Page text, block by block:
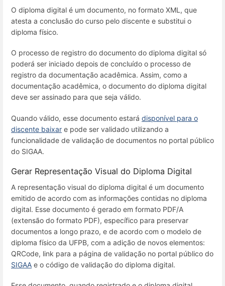
O diploma digital é um documento, no formato XML, que
atesta a conclusão do curso pelo discente e substitui o
diploma físico.
O processo de registro do documento do diploma digital só
poderá ser iniciado depois de concluído o processo de
registro da documentação acadêmica. Assim, como a
documentação acadêmica, o documento do diploma digital
deve ser assinado para que seja válido.
Quando válido, esse documento estará disponível para o
discente baixar e pode ser validado utilizando a
funcionalidade de validação de documentos no portal público
do SIGAA.
Gerar Representação Visual do Diploma Digital
A representação visual do diploma digital é um documento
emitido de acordo com as informações contidas no diploma
digital. Esse documento é gerado em formato PDF/A
(extensão do formato PDF), específico para preservar
documentos a longo prazo, e de acordo com o modelo de
diploma físico da UFPB, com a adição de novos elementos:
QRCode, link para a página de validação no portal público do
SIGAA e o código de validação do diploma digital.